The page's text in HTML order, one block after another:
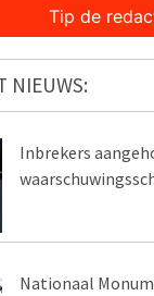
Tip de
NIEUWS:
Inbrekers
Nationaal